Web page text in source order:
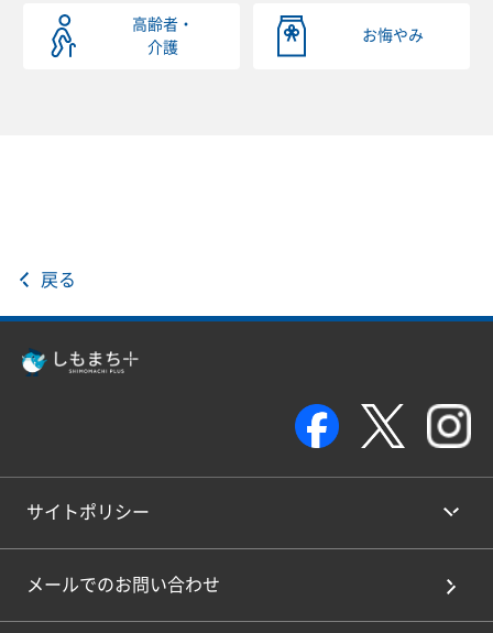
高齢者・
介護
お悔やみ
戻る
サイトポリシー
メールでのお問い合わせ